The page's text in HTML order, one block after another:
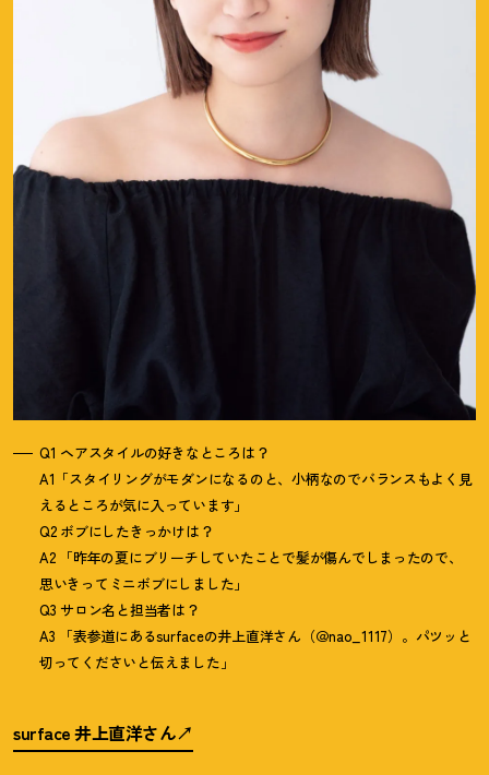
Q1 ヘアスタイルの好きなところは ？
A1「スタイリングがモダンになるのと、小柄なのでバランスもよく見
えるところが気に入っています」
Q2 ボブにしたきっかけは ？
A2 「昨年の夏にブリーチしていたことで髪が傷んでしまったので、
思いきってミニボブにしました」
Q3 サロン名と担当者は ？
A3 「表参道にあるsurfaceの井上直洋さん（＠nao_1117）。パツッと
切ってくださいと伝えました」
surface 井上直洋さん